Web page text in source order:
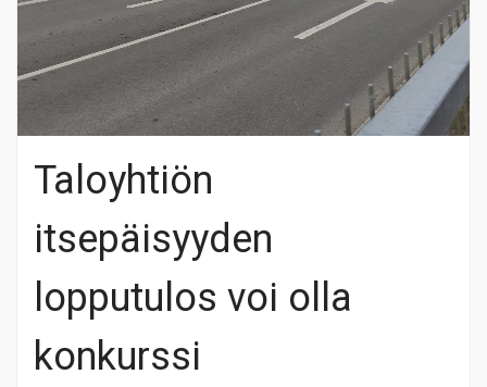
Taloyhtiön
itsepäisyyden
lopputulos voi olla
konkurssi